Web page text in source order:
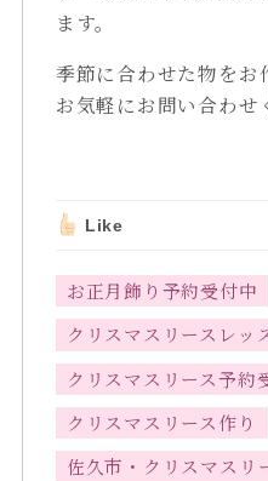
ます。
季節に合わせた物をお
お気軽にお問い合わせ
Like
お正月飾り予約受付中
クリスマスリースレッ
クリスマスリース予約
クリスマスリース作り
佐久市・クリスマスリ